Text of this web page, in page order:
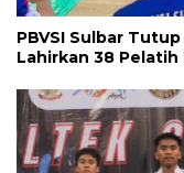
PBVSI Sulbar
Lahirkan 38